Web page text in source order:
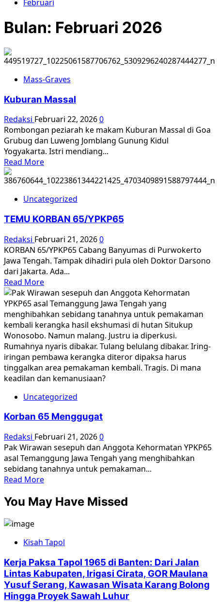
Februari
Bulan: Februari 2026
Mass-Graves
Kuburan Massal
Redaksi Februari 22, 20260
Rombongan peziarah ke makam Kuburan Massal di Goa
Grubug dan Luweng Jomblang Gunung Kidul
Yogyakarta. Istri mendiang...
Read MoreRead
about
Kuburan
Massal
Uncategorized
TEMU KORBAN 65/YPKP65
Redaksi Februari 21, 20260
KORBAN 65/YPKP65 Cabang Banyumas di Purwokerto
Jawa Tengah. Tampak dihadiri pula oleh Doktor Darsono
dari Jakarta. Ada...
Read MoreRead
more
about
TEMU
KORBAN
65/YPKP65
Uncategorized
Korban 65 Menggugat
Redaksi Februari 21, 20260
Pak Wirawan sesepuh dan Anggota Kehormatan YPKP65
asal Temanggung Jawa Tengah yang menghibahkan
sebidang tanahnya untuk pemakaman...
Read MoreRead
about
Korban
You May Have Missed
Kisah Tapol
Kerja Paksa Tapol 1965 di Banten: Dari Jalan
Lintas Kabupaten, Irigasi Cirata, GOR Maulana
Yusuf Serang, Kawasan Wisata Karang Bolong
Hingga Proyek Sawah Luhur